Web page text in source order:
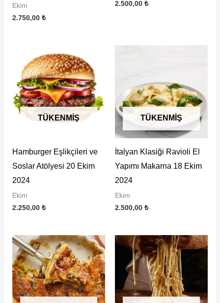
Ekim
2.750,00 ₺
2.500,00 ₺
TÜKENMIŞ
Hamburger Eşlikçileri ve
Soslar Atölyesi 20 Ekim
2024
Ekim
2.250,00 ₺
TÜKENMIŞ
İtalyan Klasiği Ravioli El
Yapımı Makarna 18 Ekim
2024
Ekim
2.500,00 ₺